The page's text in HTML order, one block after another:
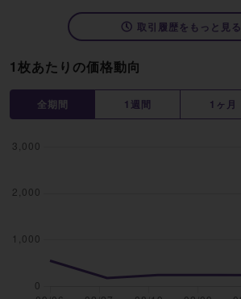
1枚あたりの価格動向
全期間 1週間 1ヶ月
取引履歴をもっと見る